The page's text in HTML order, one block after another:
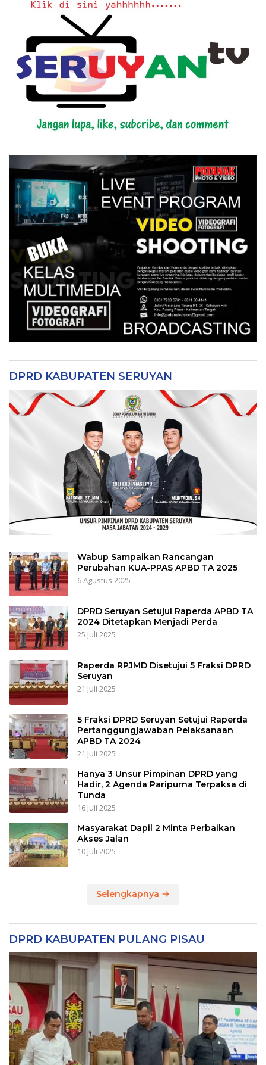
DPRD KABUPATEN SERUYAN
Wabup Sampaikan Rancangan
Perubahan KUA-PPAS APBD TA 2025
6 Agustus 2025
DPRD Seruyan Setujui Raperda APBD TA
2024 Ditetapkan Menjadi Perda
25 Juli 2025
Raperda RPJMD Disetujui 5 Fraksi DPRD
Seruyan
21 Juli 2025
5 Fraksi DPRD Seruyan Setujui Raperda
Pertanggungjawaban Pelaksanaan
APBD TA 2024
21 Juli 2025
Hanya 3 Unsur Pimpinan DPRD yang
Hadir, 2 Agenda Paripurna Terpaksa di
Tunda
16 Juli 2025
Masyarakat Dapil 2 Minta Perbaikan
Akses Jalan
10 Juli 2025
Selengkapnya
DPRD KABUPATEN PULANG PISAU